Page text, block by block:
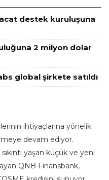
destek kuruluşuna
2 milyon dolar
global şirkete satıldı
ihtiyaçlarına yönelik
devam ediyor.
yaşan küçük ve yeni
QNB Finansbank,